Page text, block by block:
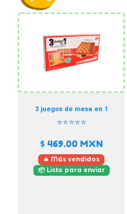
3 juegos de mesa en 1
⭐⭐⭐⭐⭐
$ 469.00 MXN
🔥 Más vendidos
📦 Listo para enviar